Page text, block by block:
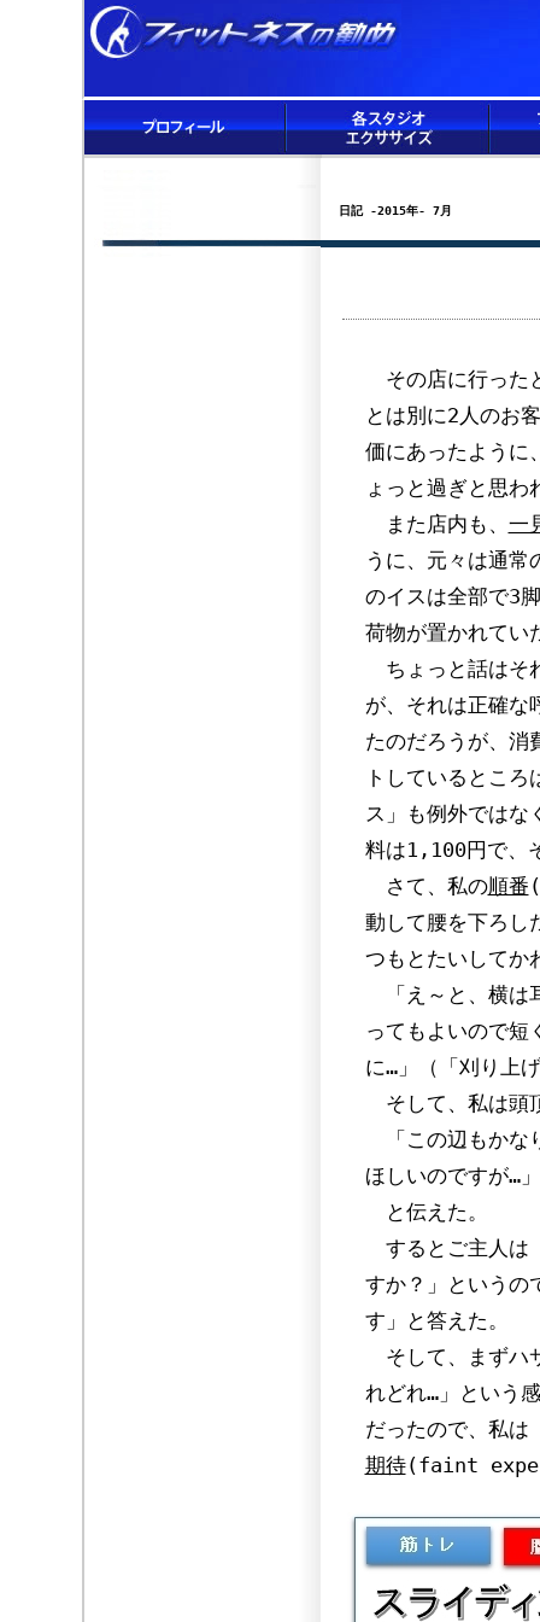
日記 -2015年- 7月
その店に行った
とは別に2人のお
価にあったように
ょっと過ぎと思
また店内も、 一
うに、元々は通常
のイスは全部で3
荷物が置かれてい
ちょっと話はそ
が、それは正確な
たのだろうが、消
トしているとこ
ス」も例外ではな
料は1,100円で、
さて、私の順番
動して腰を下ろし
つもとたいしてか
「え～と、横は
ってもよいので短
に…」（「刈り上
そして、私は頭
「この辺もかな
ほしいのですが…」
と伝えた。
するとご主人は
すか？」というの
す」と答えた。
そして、まずハ
れどれ…」という
だったので、私は
期待(faint